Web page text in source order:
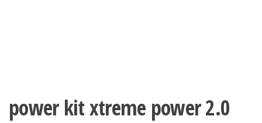
power kit xtreme power 2.0